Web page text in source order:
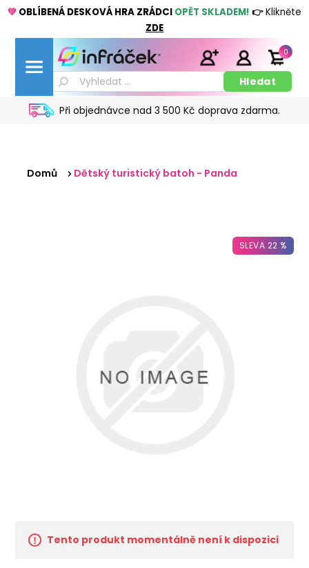
💚 OBLÍBENÁ DESKOVÁ HRA ZRÁDCI OPĚT SKLADEM! 👉Klikněte
ZDE
Při objednávce nad 3 500 Kč doprava zdarma.
0
Domů Dětský turistický batoh - Panda
SLEVA 22 %
Tento produkt momentálně není k dispozici